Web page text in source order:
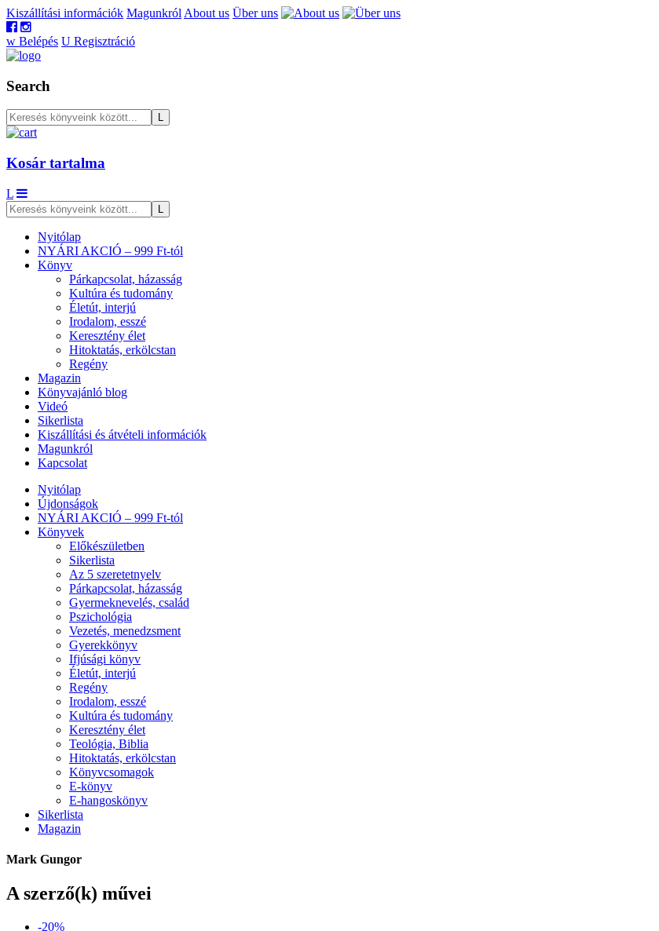
Kiszállítási információk Magunkról About us Über uns
w Belépés U Regisztráció
Search
Kosár tartalma
L
Nyitólap
NYÁRI AKCIÓ – 999 Ft-tól
Könyv
Párkapcsolat, házasság
Kultúra és tudomány
Életút, interjú
Irodalom, esszé
Keresztény élet
Hitoktatás, erkölcstan
Regény
Magazin
Könyvajánló blog
Videó
Sikerlista
Kiszállítási és átvételi információk
Magunkról
Kapcsolat
Nyitólap
Újdonságok
NYÁRI AKCIÓ – 999 Ft-tól
Könyvek
Előkészületben
Sikerlista
Az 5 szeretetnyelv
Párkapcsolat, házasság
Gyermeknevelés, család
Pszichológia
Vezetés, menedzsment
Gyerekkönyv
Ifjúsági könyv
Életút, interjú
Regény
Irodalom, esszé
Kultúra és tudomány
Keresztény élet
Teológia, Biblia
Hitoktatás, erkölcstan
Könyvcsomagok
E-könyv
E-hangoskönyv
Sikerlista
Magazin
Mark Gungor
A szerző(k) művei
-20%